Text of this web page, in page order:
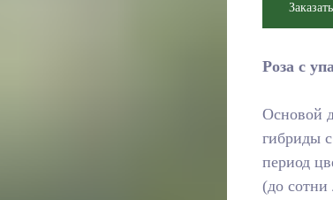
Заказать
Роза с
Основой
гибриды
период
(до сотни